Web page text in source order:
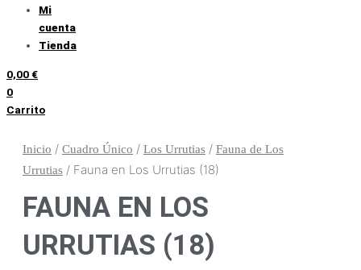
Mi
cuenta
Tienda
0,00€
0
Carrito
Inicio / Cuadro Único / Los Urrutias / Fauna de Los
Urrutias / Fauna en Los Urrutias (18)
FAUNA EN LOS
URRUTIAS (18)